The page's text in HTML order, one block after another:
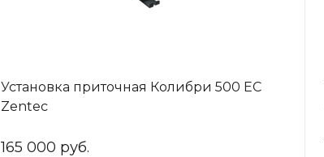
Установка приточная Колибри 500 ЕС
Zentec
165 000 руб.